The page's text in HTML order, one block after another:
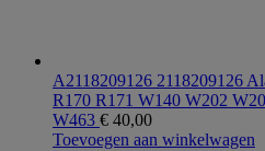
A2118209126 2118209126
R170 R171 W140 W202
W463 € 40,00
Toevoegen aan winkelwagen